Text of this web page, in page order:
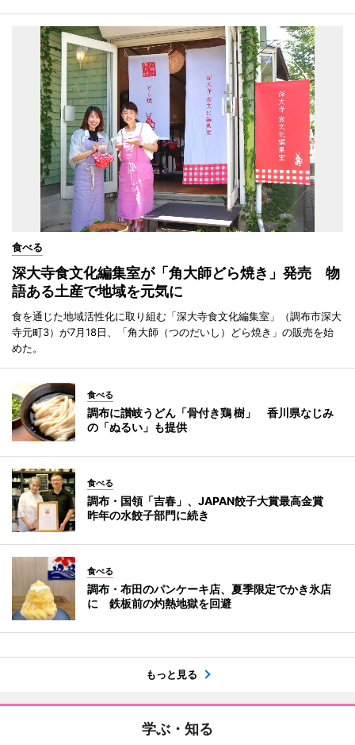
食べる
深大寺食文化編集室が「角大師どら焼き」発売 物
語ある土産で地域を元気に
食を通じた地域活性化に取り組む「深大寺食文化編集室」（調布市深大
寺元町3）が7月18日、「角大師（つのだいし）どら焼き」の販売を始
めた。
食べる
調布に讃岐うどん「骨付き鶏 樹」 香川県なじみ
の「ぬるい」も提供
食べる
調布・国領「吉春」、JAPAN餃子大賞最高金賞
昨年の水餃子部門に続き
食べる
調布・布田のパンケーキ店、夏季限定でかき氷店
に 鉄板前の灼熱地獄を回避
もっと見る
学ぶ・知る